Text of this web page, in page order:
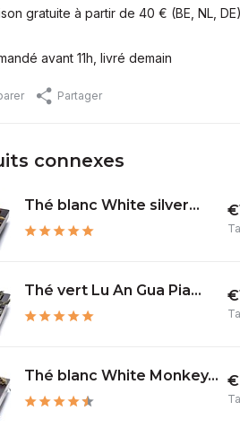
gratuite à partir de 40 € (BE, NL,
avant 11h, livré demain
Partager
connexes
Thé blanc White silver...
Thé vert Lu An Gua Pia...
Thé blanc White Monkey...